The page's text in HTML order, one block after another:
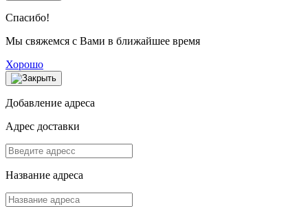
Спасибо!
Мы свяжемся с Вами в ближайшее время
Хорошо
Добавление адреса
Адрес доставки
Название адреса